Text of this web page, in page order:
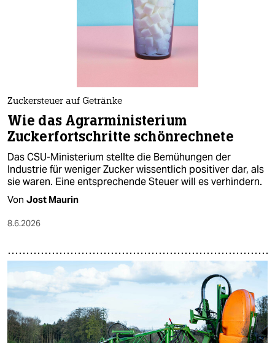
Zuckersteuer auf Getränke
Wie das Agrarministerium
Zuckerfortschritte schönrechnete
Das CSU-Ministerium stellte die Bemühungen der
Industrie für weniger Zucker wissentlich positiver dar, als
sie waren. Eine entsprechende Steuer will es verhindern.
Von Jost Maurin
8.6.2026